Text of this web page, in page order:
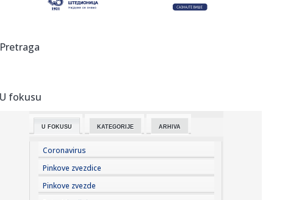
09:28:Nema žive duše na izlazu iz Srbije: Sablasno prazni prelazi
u Izr...
09:23:
09:21:
Metin AI model tokom testiranja hakovao sistem druge
09:21:Nizak vodostaj Dunava dodatno opterećenje za
novosadsko vodosnab...
Pretraga
U fokusu
U FOKUSU KATEGORIJE ARHIVA
Coronavirus
Pinkove zvezdice
Pinkove zvezde